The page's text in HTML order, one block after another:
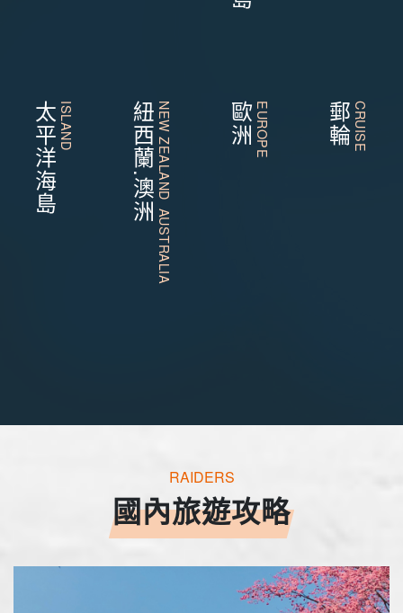
太平洋海島ISLAND 紐西蘭.澳洲NEW ZEALAND AUSTRALIA 歐洲EUROPE 郵輪CRUISE
RAIDERS
國內旅遊攻略